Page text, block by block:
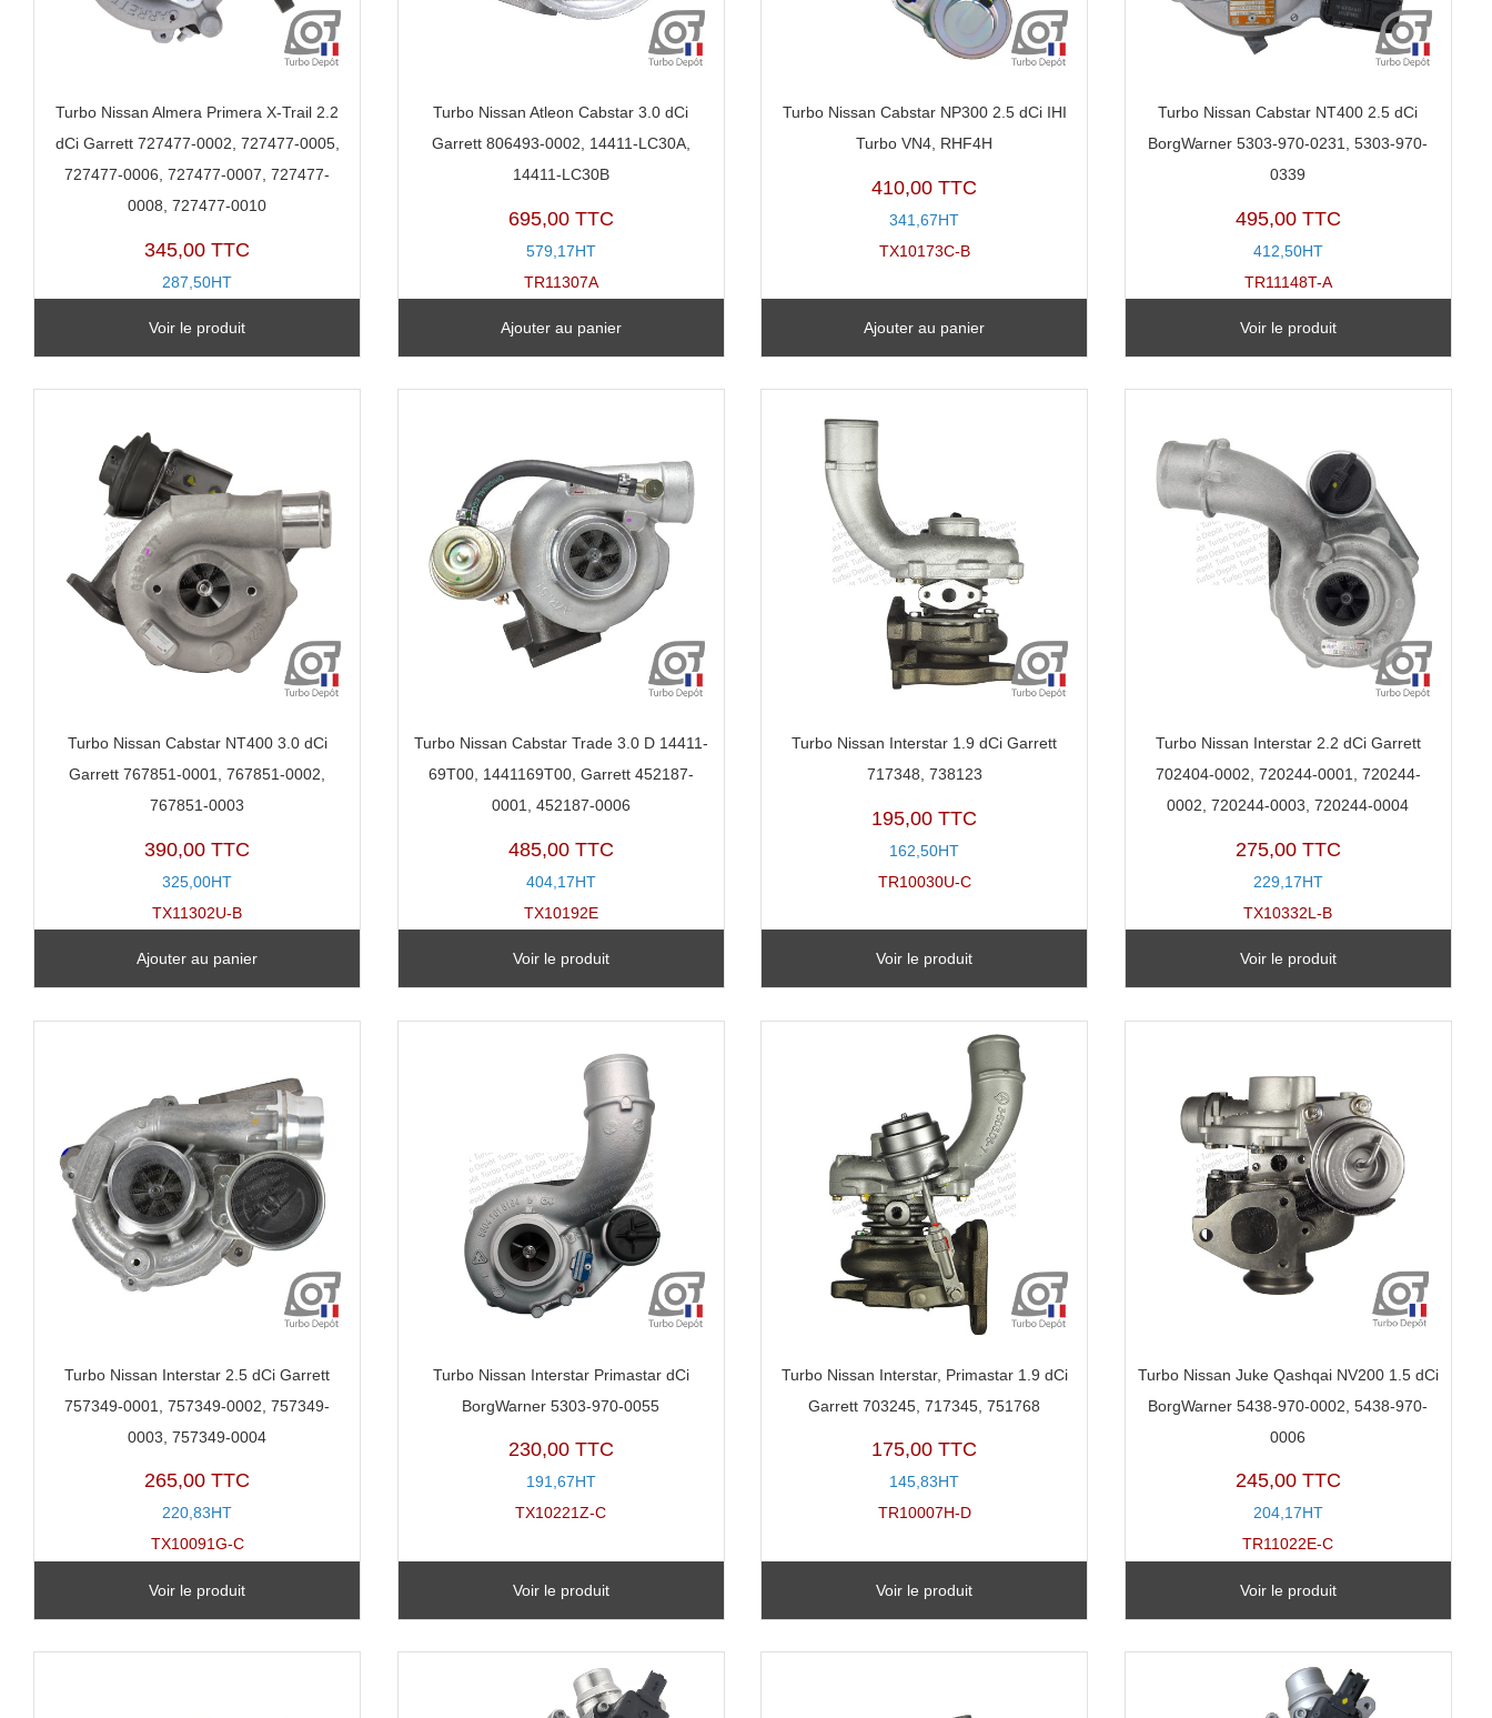
Turbo Nissan Almera Primera X-Trail 2.2
dCi Garrett 727477-0002, 727477-0005,
727477-0006, 727477-0007, 727477-
0008, 727477-0010
345,00 TTC
287,50HT
Voir le produit
Turbo Nissan Atleon Cabstar 3.0 dCi
Garrett 806493-0002, 14411-LC30A,
14411-LC30B
695,00 TTC
579,17HT
TR11307A
Ajouter au panier
Turbo Nissan Cabstar NP300 2.5 dCi IHI
Turbo VN4, RHF4H
410,00 TTC
341,67HT
TX10173C-B
Ajouter au panier
Turbo Nissan Cabstar NT400 2.5 dCi
BorgWarner 5303-970-0231, 5303-970-
0339
495,00 TTC
412,50HT
TR11148T-A
Voir le produit
Turbo Nissan Cabstar NT400 3.0 dCi
Garrett 767851-0001, 767851-0002,
767851-0003
390,00 TTC
325,00HT
TX11302U-B
Ajouter au panier
Turbo Nissan Cabstar Trade 3.0 D 14411-
69T00, 1441169T00, Garrett 452187-
0001, 452187-0006
485,00 TTC
404,17HT
TX10192E
Voir le produit
Turbo Nissan Interstar 1.9 dCi Garrett
717348, 738123
195,00 TTC
162,50HT
TR10030U-C
Voir le produit
Turbo Nissan Interstar 2.2 dCi Garrett
702404-0002, 720244-0001, 720244-
0002, 720244-0003, 720244-0004
275,00 TTC
229,17HT
TX10332L-B
Voir le produit
Turbo Nissan Interstar 2.5 dCi Garrett
757349-0001, 757349-0002, 757349-
0003, 757349-0004
265,00 TTC
220,83HT
TX10091G-C
Voir le produit
Turbo Nissan Interstar Primastar dCi
BorgWarner 5303-970-0055
230,00 TTC
191,67HT
TX10221Z-C
Voir le produit
Turbo Nissan Interstar, Primastar 1.9 dCi
Garrett 703245, 717345, 751768
175,00 TTC
145,83HT
TR10007H-D
Voir le produit
Turbo Nissan Juke Qashqai NV200 1.5 dCi
BorgWarner 5438-970-0002, 5438-970-
0006
245,00 TTC
204,17HT
TR11022E-C
Voir le produit